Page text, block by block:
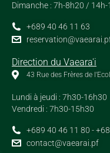
Dimanche : 7h-8h20 / 14h-
+689 40 46 11 63
Direction du Vaeara'i
43 Rue des Frères de
Lundi à jeudi : 7h30-16h30
Vendredi : 7h30-15h30
+689 40 46 11 80 -
contact@vaearai.pf